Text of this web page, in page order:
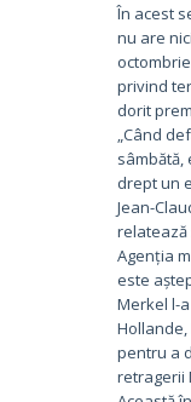
În acest
nu are
privind
dorit
„Când
sâmbătă,
drept un
Jean-
relatează
Agenția
este
Merkel l-
Hollande,
pentru a
retragerii